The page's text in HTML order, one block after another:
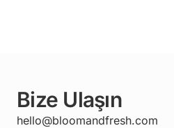
Bize Ulaşın
hello@bloomandfresh.com